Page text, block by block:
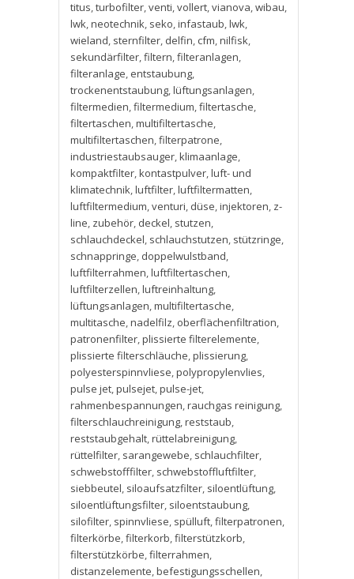
titus,turbofilter,venti,vollert,vianova,wibau,
lwk,neotechnik, seko,infastaub,lwk,
wieland, sternfilter, delfin, cfm,nilfisk,
sekundärfilter,filtern,filteranlagen,
filteranlage, entstaubung,
trockenentstaubung,lüftungsanlagen,
filtermedien,filtermedium,filtertasche,
filtertaschen,multifiltertasche,
multifiltertaschen,filterpatrone,
industriestaubsauger,klimaanlage,
kompaktfilter,kontastpulver,luft- und
klimatechnik,luftfilter,luftfiltermatten,
luftfiltermedium,venturi, düse,injektoren, z-
line, zubehör, deckel, stutzen,
schlauchdeckel, schlauchstutzen, stützringe,
schnappringe, doppelwulstband,
luftfilterrahmen,luftfiltertaschen,
luftfilterzellen,luftreinhaltung,
lüftungsanlagen,multifiltertasche,
multitasche,nadelfilz, oberflächenfiltration,
patronenfilter,plissierte filterelemente,
plissierte filterschläuche,plissierung,
polyesterspinnvliese,polypropylenvlies,
pulse jet,pulsejet,pulse-jet,
rahmenbespannungen,rauchgas reinigung,
filterschlauchreinigung,reststaub,
reststaubgehalt,rüttelabreinigung,
rüttelfilter, sarangewebe, schlauchfilter,
schwebstofffilter, schwebstoffluftfilter,
siebbeutel, siloaufsatzfilter, siloentlüftung,
siloentlüftungsfilter, siloentstaubung,
silofilter, spinnvliese, spülluft,filterpatronen,
filterkörbe,filterkorb,filterstützkorb,
filterstützkörbe,filterrahmen,
distanzelemente,befestigungsschellen,